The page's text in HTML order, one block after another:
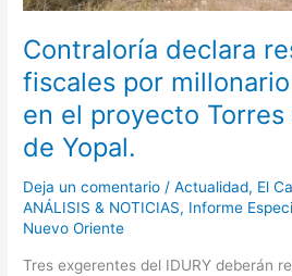
Contraloría declara
fiscales por
en el proyecto
de Yopal.
Deja un comentario /Actualidad, El
ANÁLISIS & NOTICIAS, Informe
Nuevo Oriente
Tres exgerentes del IDURY deberán
Silencio
de
Yopal.